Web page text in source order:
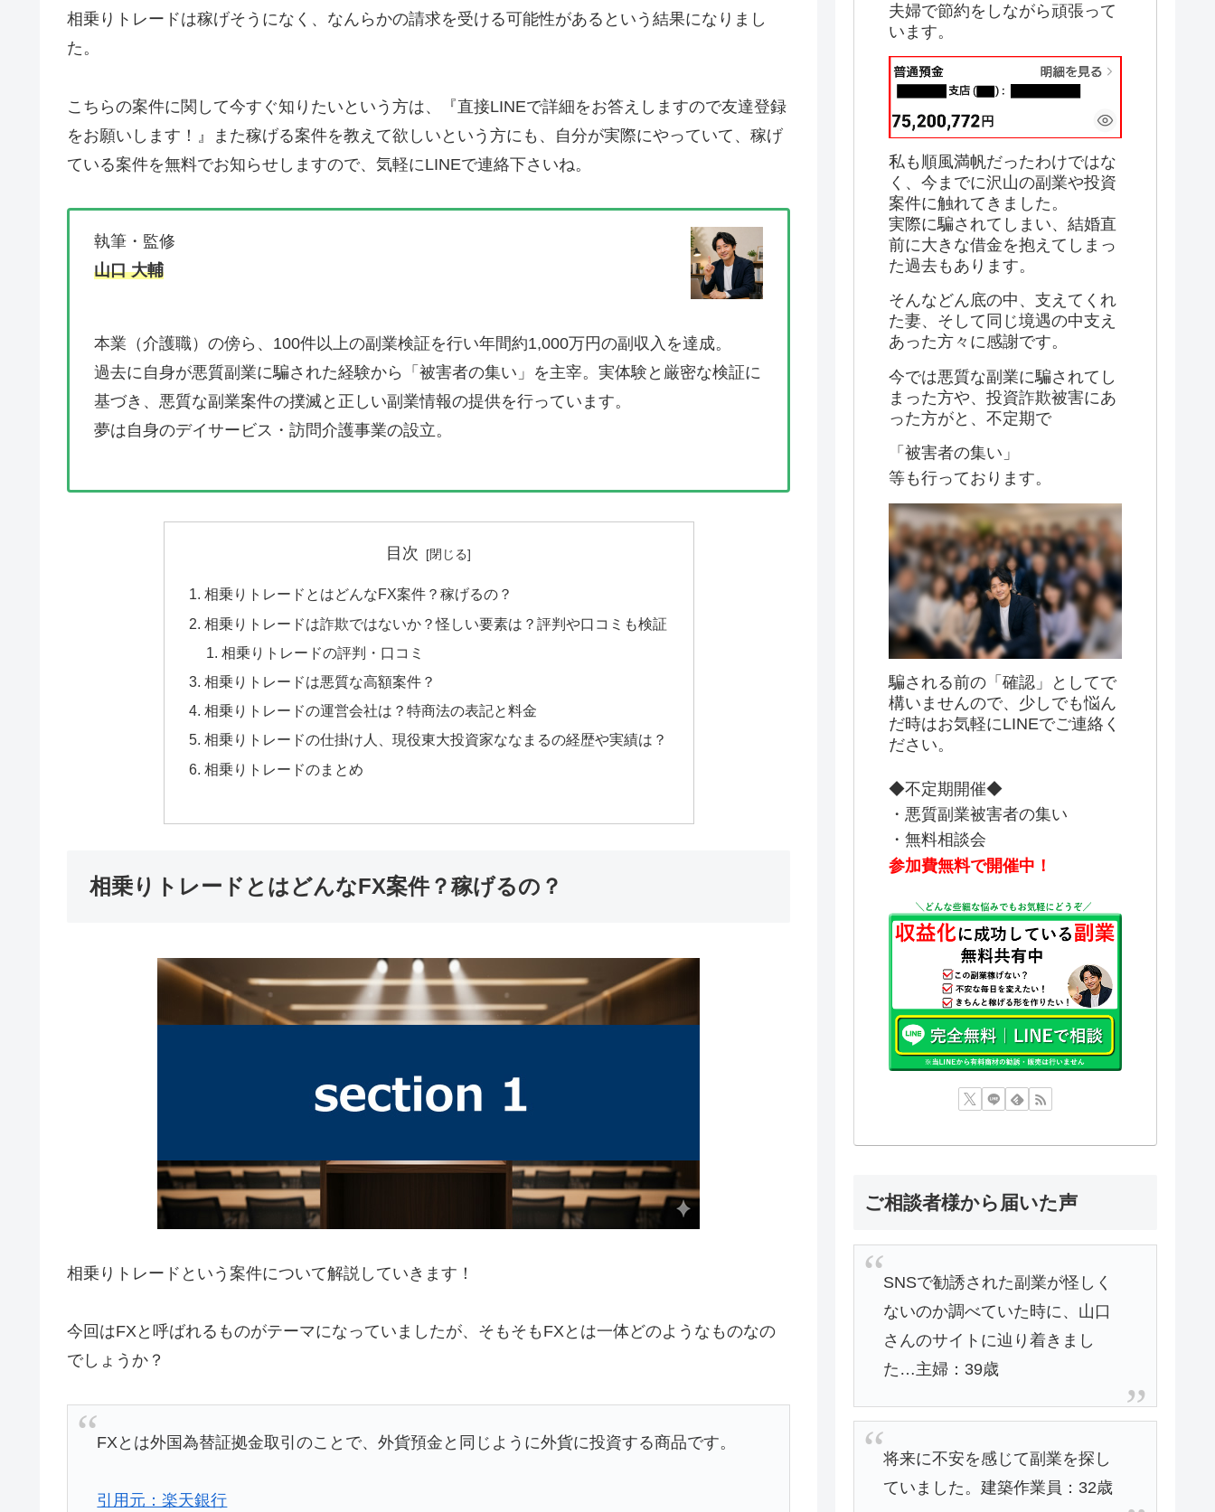
相乗りトレードは稼げそうになく、なんらかの請求を受ける可能性がある という結果になりまし
た。
こちらの案件に関して今すぐ知りたいという方は、
『直接LINEで詳細をお答えしますので友達登録
をお願いします！』
また稼げる案件を教えて欲しいという方にも、自分が実際にやっていて、稼げ
ている案件を無料でお知らせしますので、気軽にLINEで連絡下さいね。
執筆・監修
山口 大輔
本業（介護職）の傍ら、100件以上の副業検証を行い年間約1,000万円の副収入を達成。
過去に自身が悪質副業に騙された経験から「被害者の集い」を主宰。実体験と厳密な検証に
基づき、悪質な副業案件の撲滅と正しい副業情報の提供を行っています。
夢は自身のデイサービス・訪問介護事業の設立。
目次
相乗りトレードとはどんなFX案件？稼げるの？
相乗りトレードは詐欺ではないか？怪しい要素は？評判や口コミも検証
相乗りトレードの評判・口コミ
相乗りトレードは悪質な高額案件？
相乗りトレードの運営会社は？特商法の表記と料金
相乗りトレードの仕掛け人、現役東大投資家ななまるの経歴や実績は？
相乗りトレードのまとめ
相乗りトレードとはどんなFX案件？稼げるの？
相乗りトレードという案件について解説していきます！
今回はFXと呼ばれるものがテーマになっていましたが、そもそもFXとは一体どのようなものなの
でしょうか？
FXとは外国為替証拠金取引のことで、外貨預金と同じように外貨に投資する商品です。
引用元：楽天銀行
夫婦で節約をしながら頑張って
います。
私も順風満帆だったわけではな
く、今までに沢山の副業や投資
案件に触れてきました。
実際に騙されてしまい、結婚直
前に大きな借金を抱えてしまっ
た過去もあります。
そんなどん底の中、支えてくれ
た妻、そして同じ境遇の中支え
あった方々に感謝です。
今では悪質な副業に騙されてし
まった方や、投資詐欺被害にあ
った方がと、不定期で
「被害者の集い」
等も行っております。
騙される前の「確認」としてで
構いませんので、少しでも悩ん
だ時はお気軽にLINEでご連絡く
ださい。
◆不定期開催◆
・悪質副業被害者の集い
・無料相談会
参加費無料で開催中！
ご相談者様から届いた声
SNSで勧誘された副業が怪しく
ないのか調べていた時に、山口
さんのサイトに辿り着きまし
た…主婦：39歳
将来に不安を感じて副業を探し
ていました。建築作業員：32歳